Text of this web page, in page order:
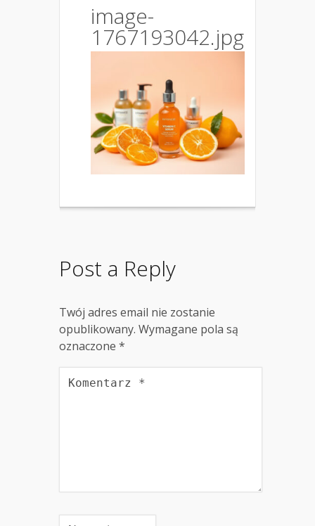
image-
1767193042.jpg
Post a Reply
Twój adres email nie zostanie
opublikowany. Wymagane pola są
oznaczone *